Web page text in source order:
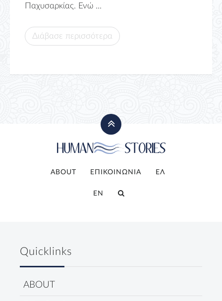
Παχυσαρκίας. Ενώ ...
Διάβασε περισσότερα
ABOUT ΕΠΙΚΟΙΝΩΝΙΑ ΕΛ
EN
Quicklinks
ABOUT